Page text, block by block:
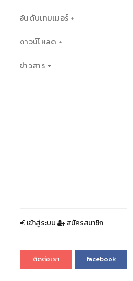
อันดับเทมเมอร์
ดาวน์โหลด
ข่าวสาร
เข้าสู่ระบบ สมัครสมาชิก
ติดต่อเรา facebook